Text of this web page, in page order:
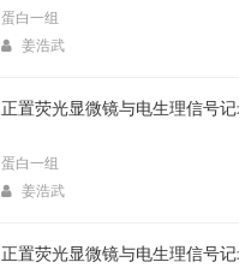
蛋白一组
姜浩武
正置荧光显微镜与电生理信号
蛋白一组
姜浩武
正置荧光显微镜与电生理信号